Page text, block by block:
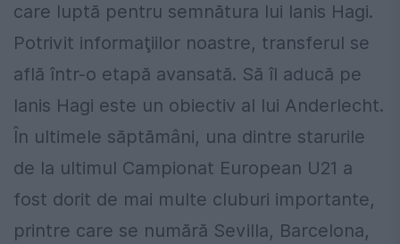
care luptă pentru semnătura lui Ianis Hagi.
Potrivit informaţiilor noastre, transferul se
află într-o etapă avansată. Să îl aducă pe
Ianis Hagi este un obiectiv al lui Anderlecht.
În ultimele săptămâni, una dintre starurile
de la ultimul Campionat European U21 a
fost dorit de mai multe cluburi importante,
printre care se numără Sevilla, Barcelona,